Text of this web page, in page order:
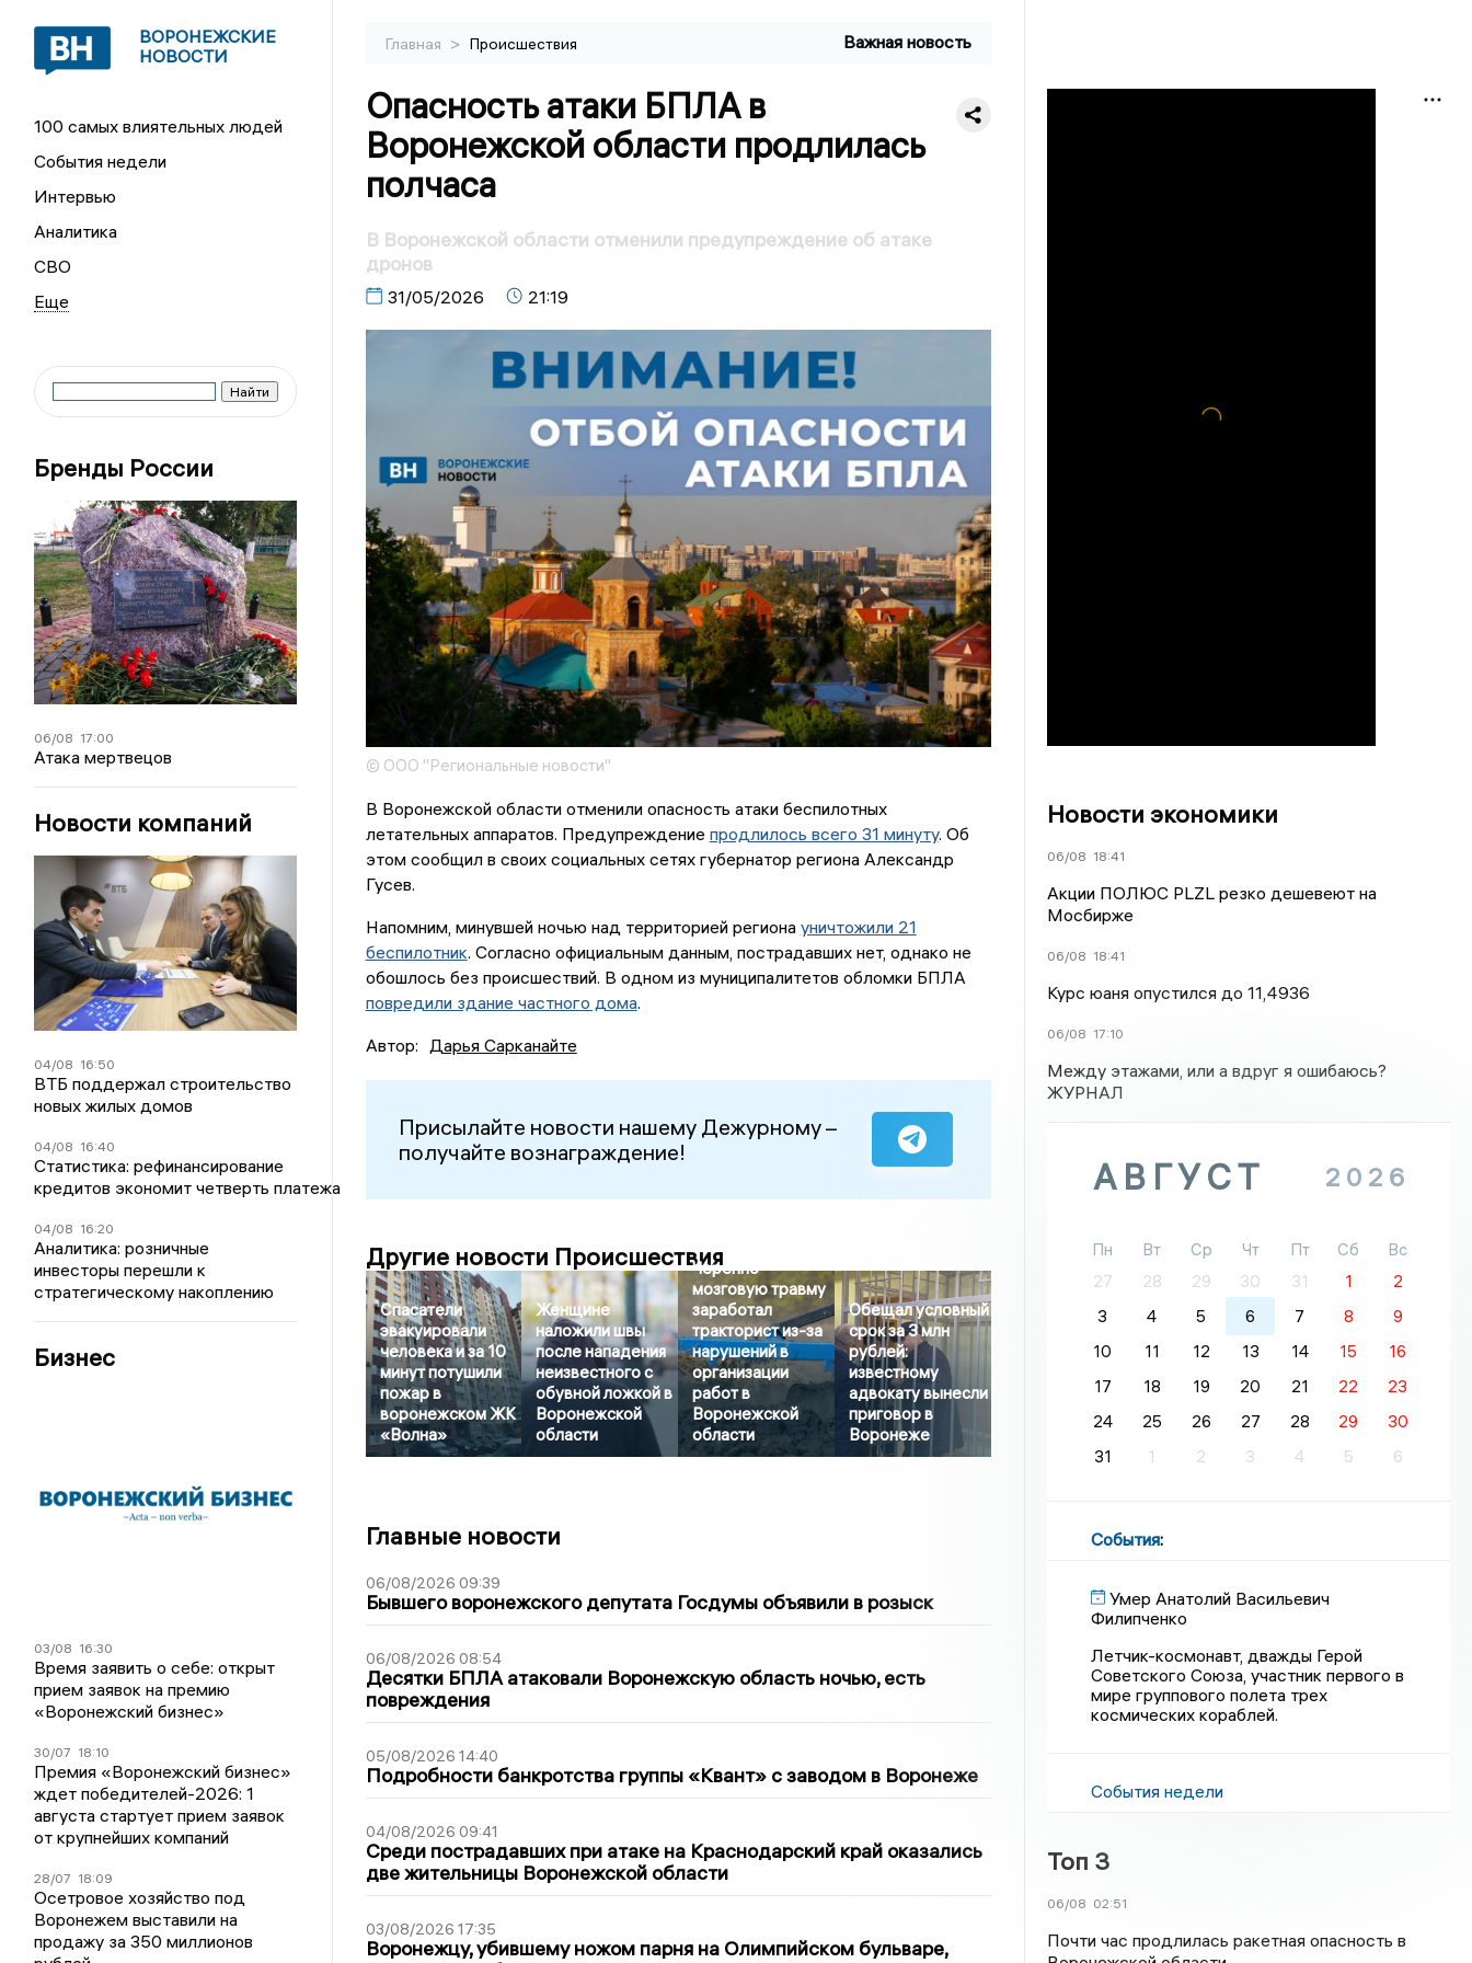
ВОРОНЕЖСКИЕ
НОВОСТИ
100 самых влиятельных людей
События недели
Интервью
Аналитика
СВО
Бренды России
06/08 17:00
Атака мертвецов
Новости компаний
04/08 16:50
ВТБ поддержал строительство
новых жилых домов
04/08 16:40
Статистика: рефинансирование
кредитов экономит четверть платежа
04/08 16:20
Аналитика: розничные
инвесторы перешли к
стратегическому накоплению
Бизнес
03/08 16:30
Время заявить о себе: открыт
прием заявок на премию
«Воронежский бизнес»
30/07 18:10
Премия «Воронежский бизнес»
ждет победителей-2026: 1
августа стартует прием заявок
от крупнейших компаний
28/07 18:09
Осетровое хозяйство под
Воронежем выставили на
продажу за 350 миллионов
Главная > Происшествия Важная новость
Опасность атаки БПЛА в
Воронежской области продлилась
полчаса
В Воронежской области отменили предупреждение об атаке
дронов
31/05/2026 21:19
© ООО "Региональные новости"
В Воронежской области отменили опасность атаки беспилотных
летательных аппаратов. Предупреждение продлилось всего 31 минуту. Об
этом сообщил в своих социальных сетях губернатор региона Александр
Гусев.
Напомним, минувшей ночью над территорией региона уничтожили 21
беспилотник. Согласно официальным данным, пострадавших нет, однако не
обошлось без происшествий. В одном из муниципалитетов обломки БПЛА
повредили здание частного дома.
Автор: Дарья Сарканайте
Присылайте новости нашему Дежурному –
получайте вознаграждение!
Другие новости Происшествия
Спасатели
эвакуировали
человека и за 10
минут потушили
пожар в
воронежском ЖК
«Волна»
Женщине
наложили швы
после нападения
неизвестного с
обувной ложкой в
Воронежской
области
Черепно-
мозговую травму
заработал
тракторист из-за
нарушений в
организации
работ в
Воронежской
области
Обещал условный
срок за 3 млн
рублей:
известному
адвокату вынесли
приговор в
Воронеже
Главные новости
06/08/2026 09:39
Бывшего воронежского депутата Госдумы объявили в розыск
06/08/2026 08:54
Десятки БПЛА атаковали Воронежскую область ночью, есть
повреждения
05/08/2026 14:40
Подробности банкротства группы «Квант» с заводом в Воронеже
04/08/2026 09:41
Среди пострадавших при атаке на Краснодарский край оказались
две жительницы Воронежской области
03/08/2026 17:35
Воронежцу, убившему ножом парня на Олимпийском бульваре,
Новости экономики
06/08 18:41
Акции ПОЛЮС PLZL резко дешевеют на
Мосбирже
06/08 18:41
Курс юаня опустился до 11,4936
06/08 17:10
Между этажами, или а вдруг я ошибаюсь?
ЖУРНАЛ
АВГУСТ 2026
Пн Вт Ср Чт Пт Сб
Вс
27
28 29 30 31 1
2
3
4 5 6 7 8
9
10
11 12 13 14 15
16
17
18 19 20 21 22
23
24
25 26 27 28 29
30
31
1 2 3 4 5 6
События:
Умер Анатолий Васильевич
Филипченко
Летчик-космонавт, дважды Герой
Советского Союза, участник первого в
мире группового полета трех
космических кораблей.
События недели
Топ 3
06/08 02:51
Почти час продлилась ракетная опасность в